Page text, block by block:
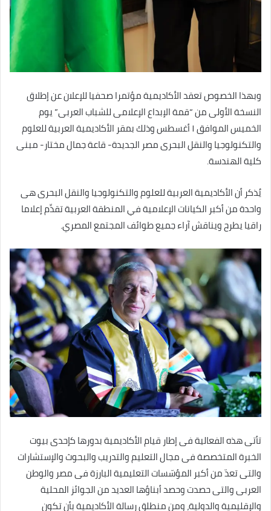
وبهذا الخصوص تعقد الأكاديمية مؤتمرا صحفيا للإعلان عن إطلاق
النسخة الأولى من “قمة الإبداع الإعلامى للشباب العربى” يوم
الخميس الموافق ١ أغسطس وذلك بمقر الأكاديمية العربية للعلوم
والتكنولوجيا والنقل البحرى مصر الجديدة- قاعة جمال مختار- مبنى
كلية الهندسة.
يُذكر أن الأكاديمية العربية للعلوم والتكنولوجيا والنقل البحرى هى
واحدة من أكبر الكيانات الإعلامية في المنطقة العربية تقدِّم إعلاما
راقيا يطرح ويناقش آراء جميع طوائف المجتمع المصري.
تأتى هذه الفعالية فى إطار قيام الأكاديمية بدورها كإحدى بيوت
الخبرة المتخصصة فى مجال التعليم والتدريب والبحوث والإستشارات
والتى تعدّ من أكبر المؤسّسات التعليمية البارزة فى مصر والوطن
العربى والتى حصدت وحصد أبناؤها العديد من الجوائز المحلية
والإقليمية والدولية، ومن منطلق رسالة الأكاديمية بأن تكون